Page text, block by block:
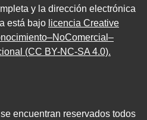
y la dirección electrónica
está bajo licencia Creative
(CC BY-NC-SA 4.0).
encuentran reservados todos